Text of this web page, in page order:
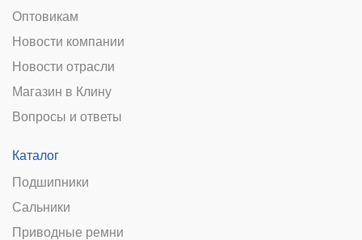
Оптовикам
Новости компании
Новости отрасли
Магазин в Клину
Вопросы и ответы
Каталог
Подшипники
Сальники
Приводные ремни